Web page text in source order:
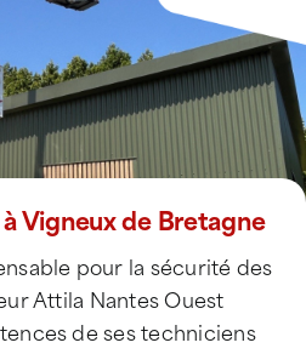
Vigneux de Bretagne
pour la sécurité des
Attila Nantes Ouest
de ses techniciens